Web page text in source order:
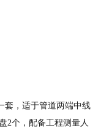
套，适于管道两端中线
2个，配备工程测量人